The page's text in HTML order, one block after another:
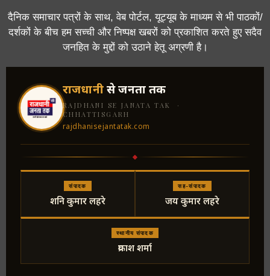
दैनिक समाचार पत्रों के साथ, वेब पोर्टल, यूट्यूब के माध्यम से भी पाठकों/
दर्शकों के बीच हम सच्ची और निष्पक्ष खबरों को प्रकाशित करते हुए सदैव
जनहित के मुद्दों को उठाने हेतू अग्रणी है।
राजधानीसे जनता तक
RAJDHANI SE JANATA TAK ·
CHHATTISGARH
rajdhanisejantatak.com
संपादक
शनि कुमार लहरे
सह-संपादक
जय कुमार लहरे
स्थानीय संपादक
प्रकाश शर्मा